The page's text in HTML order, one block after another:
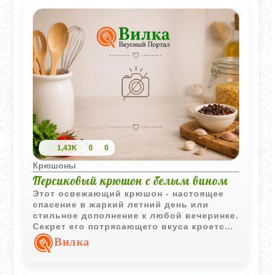
1,43K 0 0
Крюшоны
Персиковый крюшон с белым вином
Этот освежающий крюшон - настоящее
спасение в жаркий летний день или
стильное дополнение к любой вечеринке.
Секрет его потрясающего вкуса кроется
в спелых персиках, которые несколько
часов томятся в сахаре, пуская сладкий
Вилка